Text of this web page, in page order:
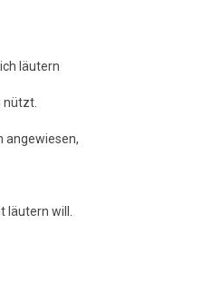
läutern
nützt.
angewiesen,
will.